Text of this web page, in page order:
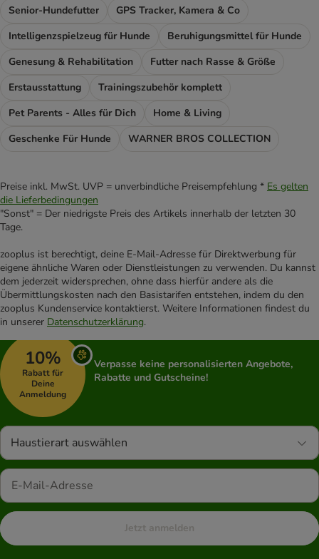
Senior-Hundefutter
GPS Tracker, Kamera & Co
Intelligenzspielzeug für Hunde
Beruhigungsmittel für Hunde
Genesung & Rehabilitation
Futter nach Rasse & Größe
Erstausstattung
Trainingszubehör komplett
Pet Parents - Alles für Dich
Home & Living
Geschenke Für Hunde
WARNER BROS COLLECTION
Preise inkl. MwSt. UVP = unverbindliche Preisempfehlung * Es gelten
die Lieferbedingungen
"Sonst" = Der niedrigste Preis des Artikels innerhalb der letzten 30
Tage.
zooplus ist berechtigt, deine E-Mail-Adresse für Direktwerbung für
eigene ähnliche Waren oder Dienstleistungen zu verwenden. Du kannst
dem jederzeit widersprechen, ohne dass hierfür andere als die
Übermittlungskosten nach den Basistarifen entstehen, indem du den
zooplus Kundenservice kontaktierst. Weitere Informationen findest du
in unserer Datenschutzerklärung.
10%
Rabatt für
Deine
Anmeldung
Verpasse keine personalisierten Angebote,
Rabatte und Gutscheine!
Haustierart auswählen
Jetzt anmelden